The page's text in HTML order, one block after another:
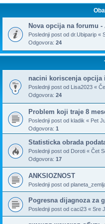
Nova opcija na forumu -
Poslednji post od dr.Ubiparip «
Odgovora: 24
nacini koriscenja opcija
Poslednji post od Lisa2023 «
Odgovora: 24
Problem koji traje 8
Poslednji post od kladik « Pet
Odgovora: 1
Statisticka obrada
Poslednji post od Doroti « Čet
Odgovora: 17
ANKSIOZNOST
Poslednji post od
Pogresna dijagnoza za
Poslednji post od caci23 « Sre